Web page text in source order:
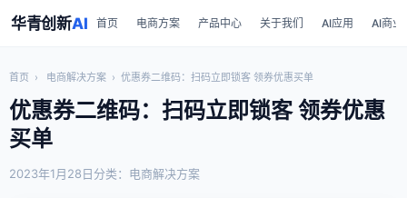
华青创新AI 首页 电商方案 产品中心 关于我们 AI应用 AI商业
首页 › 电商解决方案 › 优惠券二维码：扫码立即锁客 领券优惠买单
优惠券二维码：扫码立即锁客 领券优惠
买单
2023年1月28日分类：电商解决方案